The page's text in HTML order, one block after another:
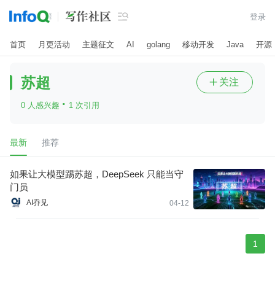
 登录
首页 月更活动 主题征文 AI golang 移动开发 Java 开源
苏超
0 人感兴趣 · 1 次引用
 关注
最新 推荐
如果让大模型踢苏超，DeepSeek 只能当守
门员
AI乔见 04-12
1